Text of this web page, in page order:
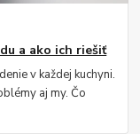
a ako ich riešiť
v každej kuchyni.
aj my. Čo